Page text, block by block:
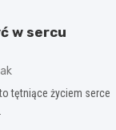
w sercu
tętniące życiem serce